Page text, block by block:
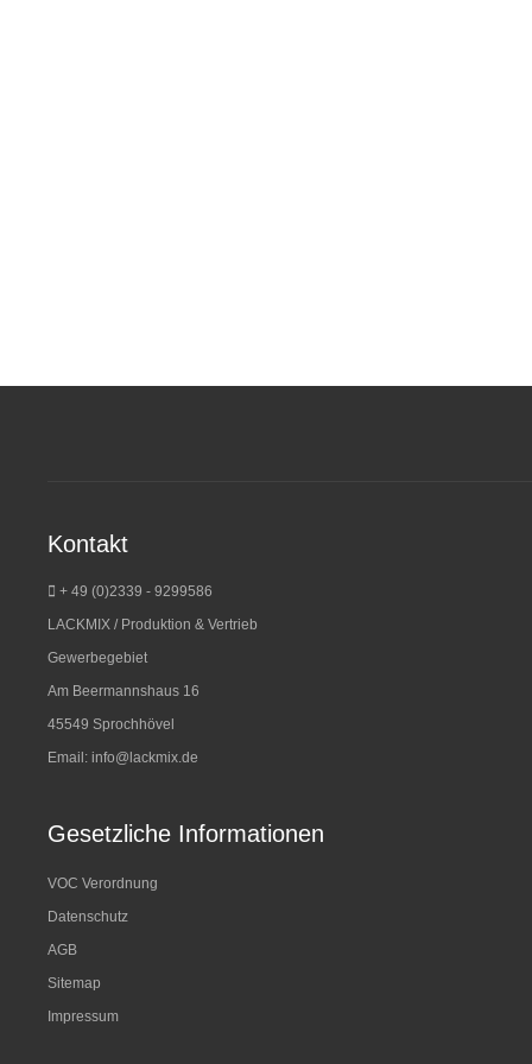
Kontakt
+ 49 (0)2339 - 9299586
LACKMIX / Produktion & Vertrieb
Gewerbegebiet
Am Beermannshaus 16
45549 Sprochhövel
Email: info@lackmix.de
Gesetzliche Informationen
VOC Verordnung
Datenschutz
AGB
Sitemap
Impressum